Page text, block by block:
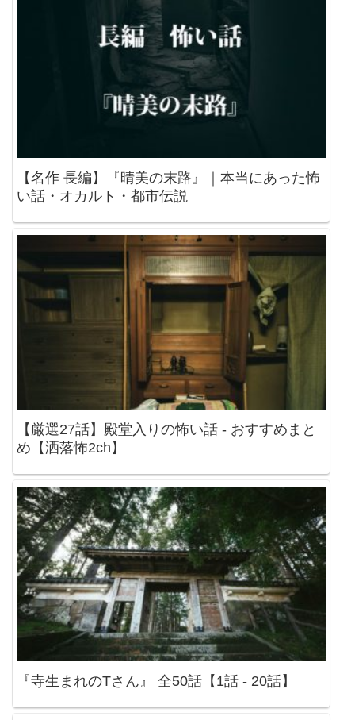
【名作 長編】『晴美の末路』｜本当にあった怖
い話・オカルト・都市伝説
【厳選27話】殿堂入りの怖い話 - おすすめまと
め【洒落怖2ch】
『寺生まれのTさん』 全50話【1話 - 20話】